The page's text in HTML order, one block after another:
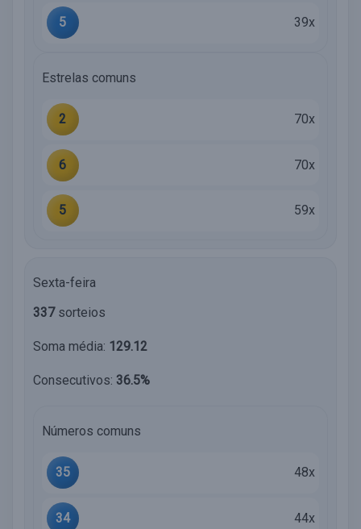
5 39x
Estrelas comuns
2 70x
6 70x
5 59x
Sexta-feira
337sorteios
Soma média: 129.12
Consecutivos: 36.5%
Números comuns
35 48x
34 44x